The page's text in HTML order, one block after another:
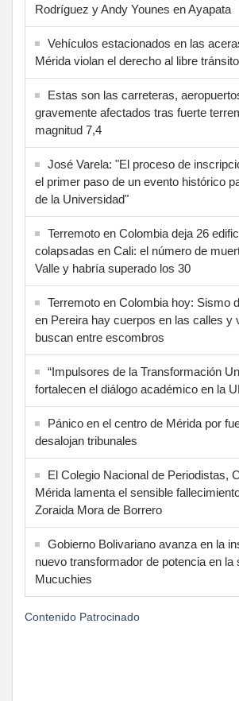
Rodríguez y Andy Younes en Ayapata
Vehículos estacionados en las
Mérida violan el derecho al libre tránsito
Estas son las carreteras,
gravemente afectados tras fuerte
magnitud 7,4
José Varela: "El proceso de
el primer paso de un evento histórico
de la Universidad"
Terremoto en Colombia deja 26
colapsadas en Cali: el número de
Valle y habría superado los 30
Terremoto en Colombia hoy: Sismo
en Pereira hay cuerpos en las calles y
buscan entre escombros
“Impulsores de la Transformación
fortalecen el diálogo académico en la
Pánico en el centro de Mérida por
desalojan tribunales
El Colegio Nacional de Periodistas,
Mérida lamenta el sensible
Zoraida Mora de Borrero
Gobierno Bolivariano avanza en la
nuevo transformador de potencia en la
Mucuchies
Contenido Patrocinado